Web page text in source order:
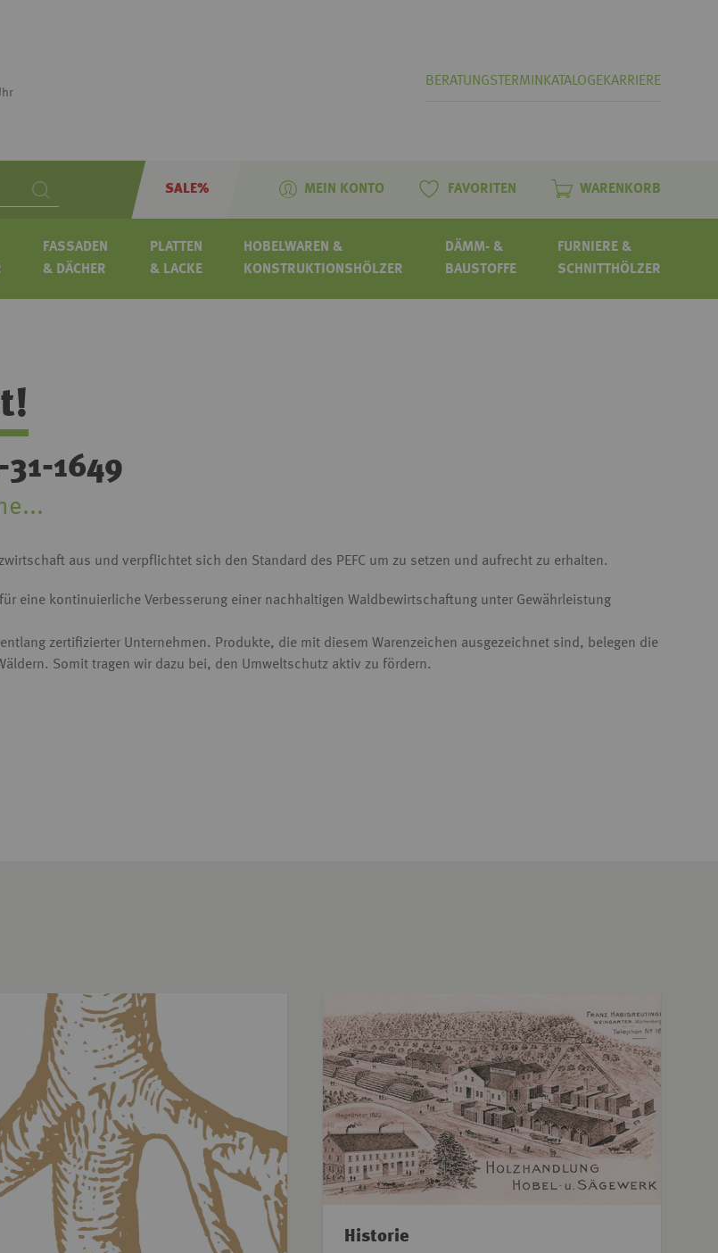
BERATUNGSTERMIN KATALOGEKARRIERE
SALE% MEIN KONTO FAVORITEN WARENKORB
FASSADEN
& DÄCHER
PLATTEN
& LACKE
HOBELWAREN &
KONSTRUKTIONSHÖLZER
DÄMM- &
BAUSTOFFE
FURNIERE &
SCHNITTHÖLZER
31-1649
aus und verpflichtet sich den Standard des PEFC um zu setzen und aufrecht zu erhalten.
eine kontinuierliche Verbesserung einer nachhaltigen Waldbewirtschaftung unter Gewährleistung
zertifizierter Unternehmen. Produkte, die mit diesem Warenzeichen ausgezeichnet sind, belegen die
Somit tragen wir dazu bei, den Umweltschutz aktiv zu fördern.
Historie